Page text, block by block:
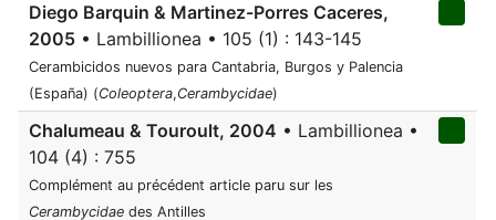
Diego Barquin & Martinez-Porres Caceres,
2005 • Lambillionea • 105 (1) : 143-145
Cerambicidos nuevos para Cantabria, Burgos y Palencia
(España) (Coleoptera,Cerambycidae)
Chalumeau & Touroult, 2004 • Lambillionea •
104 (4) : 755
Complément au précédent article paru sur les
Cerambycidae des Antilles